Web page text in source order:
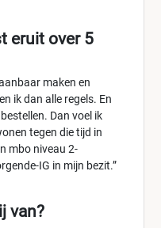
eruit over 5
maken en
ik dan alle regels. En
Dan voel ik
tegen die tijd in
mbo niveau 2-
IG in mijn bezit.”
van?